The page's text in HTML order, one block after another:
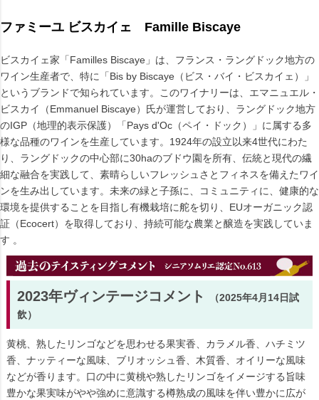
ファミーユ ビスカイェ Famille Biscaye
ビスカイェ家「Familles Biscaye」は、フランス・ラングドック地方の
ワイン生産者で、特に「Bis by Biscaye（ビス・バイ・ビスカイェ）」
というブランドで知られています。このワイナリーは、エマニュエル・
ビスカイ（Emmanuel Biscaye）氏が運営しており、ラングドック地方
のIGP（地理的表示保護）「Pays d'Oc（ペイ・ドック）」に属する多
様な品種のワインを生産しています。1924年の設立以来4世代にわた
り、ラングドックの中心部に30haのブドウ園を所有、伝統と現代の繊
細な融合を実践して、素晴らしいフレッシュさとフィネスを備えたワイ
ンを生み出しています。未来の緑と子孫に、コミュニティに、健康的な
環境を提供することを目指し有機栽培に舵を切り、EUオーガニック認
証（Ecocert）を取得しており、持続可能な農業と醸造を実践していま
す 。
2023年ヴィンテージコメント
（2025年4月14日試
飲）
黄桃、熟したリンゴなどを思わせる果実香、カラメル香、ハチミツ
香、ナッティーな風味、ブリオッシュ香、木質香、オイリーな風味
などが香ります。口の中に黄桃や熟したリンゴをイメージする旨味
豊かな果実味がやや強めに意識する樽熟成の風味を伴い豊かに広が